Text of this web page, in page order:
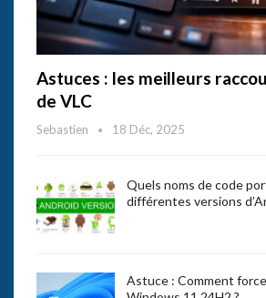
Astuces : les meilleurs
de VLC
Sebastien 18 Déc, 2025
Quels noms de code
différentes versions
Astuce : Comment